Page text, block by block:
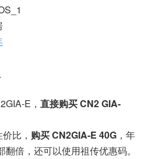
E， 直接购买 CN2 GIA-
比， 购买 CN2GIA-E 40G ，年
倍，还可以使用祖传优惠码。